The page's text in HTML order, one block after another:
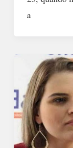
a